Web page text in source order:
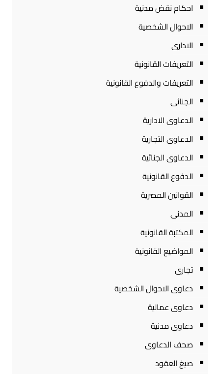
احكام نقض مدنية
الاحوال الشخصية
الادارى
التعريفات القانونية
التعريفات والدفوع القانونية
الجنائى
الدعاوى الادارية
الدعاوى التجارية
الدعاوى الجنائية
الدفوع القانونية
القوانين المصرية
المدنى
المكتبة القانونية
المواضيع القانونية
تجارى
دعاوى الاحوال الشخصية
دعاوى عمالية
دعاوى مدنية
صحف الدعاوى
صيغ العقود